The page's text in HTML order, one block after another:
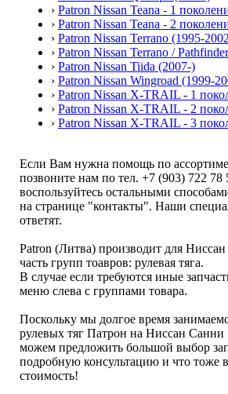
› Patron Nissan Teana - 1
› Patron Nissan Teana - 2
› Patron Nissan Terrano (1995-
› Patron Nissan Terrano /
› Patron Nissan Tiida (2007-)
› Patron Nissan Wingroad (1999-
› Patron Nissan X-TRAIL - 1
› Patron Nissan X-TRAIL - 2
› Patron Nissan X-TRAIL - 3
Если Вам нужна помощь по
позвоните нам по тел. +7 (903) 722 78
воспользуйтесь остальными
на странице "контакты". Наши
ответят.
Patron (Литва) производит для
часть групп тоавров: рулевая тяга.
В случае если требуются иные
меню слева с группами товара.
Поскольку мы долгое время
рулевых тяг Патрон на Ниссан Санни
можем предложить большой выбор
подробную консультацию и что тоже
стоимость!